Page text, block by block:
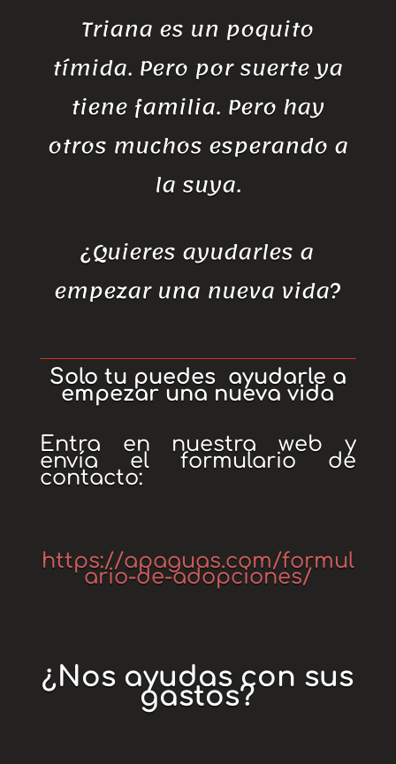
Triana es un poquito
tímida. Pero por suerte ya
tiene familia. Pero hay
otros muchos esperando a
la suya.
¿Quieres ayudarles a
empezar una nueva vida?
Solo tu puedes ayudarle a
empezar una nueva vida
Entra en nuestra web y
envía el formulario de
contacto:
https://apaguas.com/formul
ario-de-adopciones/
¿Nos ayudas con sus
gastos?